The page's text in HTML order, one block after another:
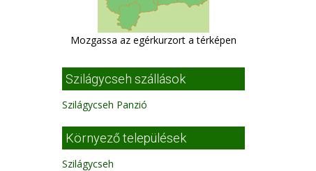
Mozgassa az egérkurzort a térképen
Szilágycseh szállások
Szilágycseh Panzió
Környező települések
Szilágycseh